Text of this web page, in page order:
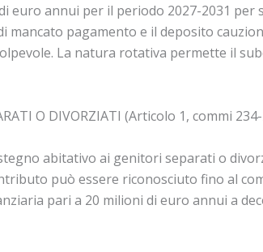
euro annui per il periodo 2027-2031
pagamento e il deposito
La natura rotativa permette il
O DIVORZIATI (Articolo 1, commi
abitativo ai genitori separati o
può essere riconosciuto fino al
pari a 20 milioni di euro annui a